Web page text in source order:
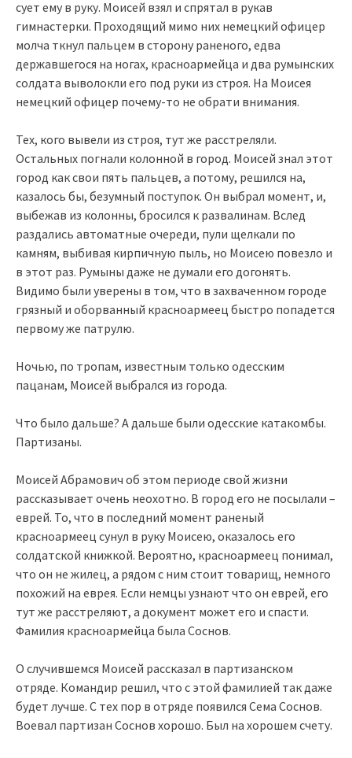
сует ему в руку. Моисей взял и спрятал в рукав
гимнастерки. Проходящий мимо них немецкий офицер
молча ткнул пальцем в сторону раненого, едва
державшегося на ногах, красноармейца и два румынских
солдата выволокли его под руки из строя. На Моисея
немецкий офицер почему-то не обрати внимания.
Тех, кого вывели из строя, тут же расстреляли.
Остальных погнали колонной в город. Моисей знал этот
город как свои пять пальцев, а потому, решился на,
казалось бы, безумный поступок. Он выбрал момент, и,
выбежав из колонны, бросился к развалинам. Вслед
раздались автоматные очереди, пули щелкали по
камням, выбивая кирпичную пыль, но Моисею повезло и
в этот раз. Румыны даже не думали его догонять.
Видимо были уверены в том, что в захваченном городе
грязный и оборванный красноармеец быстро попадется
первому же патрулю.
Ночью, по тропам, известным только одесским
пацанам, Моисей выбрался из города.
Что было дальше? А дальше были одесские катакомбы.
Партизаны.
Моисей Абрамович об этом периоде свой жизни
рассказывает очень неохотно. В город его не посылали –
еврей. То, что в последний момент раненый
красноармеец сунул в руку Моисею, оказалось его
солдатской книжкой. Вероятно, красноармеец понимал,
что он не жилец, а рядом с ним стоит товарищ, немного
похожий на еврея. Если немцы узнают что он еврей, его
тут же расстреляют, а документ может его и спасти.
Фамилия красноармейца была Соснов.
О случившемся Моисей рассказал в партизанском
отряде. Командир решил, что с этой фамилией так даже
будет лучше. С тех пор в отряде появился Сема Соснов.
Воевал партизан Соснов хорошо. Был на хорошем счету.